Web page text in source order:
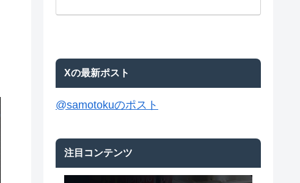
Xの最新ポスト
@samotokuのポスト
注目コンテンツ